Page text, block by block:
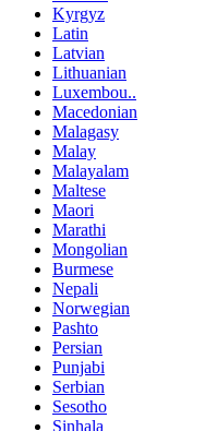
Kyrgyz
Latin
Latvian
Lithuanian
Luxembou..
Macedonian
Malagasy
Malay
Malayalam
Maltese
Maori
Marathi
Mongolian
Burmese
Nepali
Norwegian
Pashto
Persian
Punjabi
Serbian
Sesotho
Sinhala